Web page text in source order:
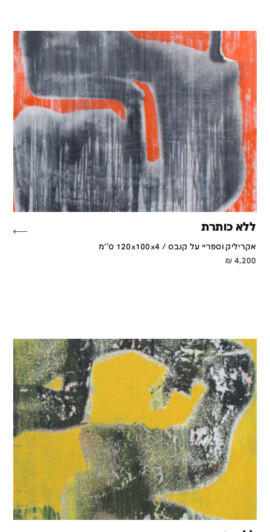
ללא כותרת
אקריליק וספריי על קנבס / 120x100x4 ס''מ
4,200
₪